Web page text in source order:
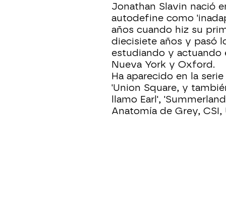
Jonathan Slavin nació
autodefine como
años cuando hiz su
diecisiete años y pasó
estudiando y actuando
Nueva York y Oxford.
Ha aparecido en la
'Union Square, y
llamo Earl',
Anatomía de Grey,